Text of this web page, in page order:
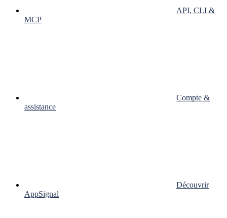
API, CLI &
MCP
Compte &
assistance
Découvrir
AppSignal